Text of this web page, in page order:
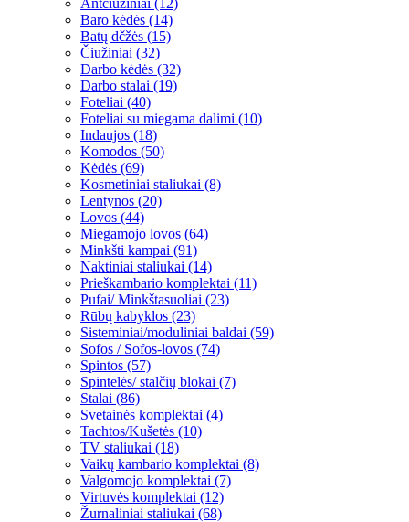
Antčiužiniai (12)
Baro kėdės (14)
Batų dčžės (15)
Čiužiniai (32)
Darbo kėdės (32)
Darbo stalai (19)
Foteliai (40)
Foteliai su miegama dalimi (10)
Indaujos (18)
Komodos (50)
Kėdės (69)
Kosmetiniai staliukai (8)
Lentynos (20)
Lovos (44)
Miegamojo lovos (64)
Minkšti kampai (91)
Naktiniai staliukai (14)
Prieškambario komplektai (11)
Pufai/ Minkštasuoliai (23)
Rūbų kabyklos (23)
Sisteminiai/moduliniai baldai (59)
Sofos / Sofos-lovos (74)
Spintos (57)
Spintelės/ stalčių blokai (7)
Stalai (86)
Svetainės komplektai (4)
Tachtos/Kušetės (10)
TV staliukai (18)
Vaikų kambario komplektai (8)
Valgomojo komplektai (7)
Virtuvės komplektai (12)
Žurnaliniai staliukai (68)